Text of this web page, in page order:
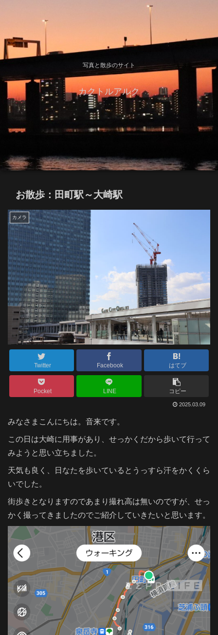
写真と散歩のサイト
カクトルアルク
お散歩：田町駅～大崎駅
カメラ
Twitter Facebook はてブ
Pocket LINE コピー
2025.03.09
みなさまこんにちは。音来です。
この日は大崎に用事があり、せっかくだから歩いて行って
みようと思い立ちました。
天気も良く、日なたを歩いているとうっすら汗をかくくら
いでした。
街歩きとなりますのであまり撮れ高は無いのですが、せっ
かく撮ってきましたのでご紹介していきたいと思います。